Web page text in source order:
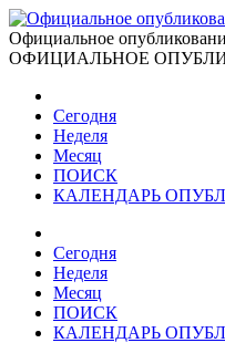
Официальное
ОФИЦИАЛЬНОЕ
Сегодня
Неделя
Месяц
ПОИСК
КАЛЕНДАРЬ
Сегодня
Неделя
Месяц
ПОИСК
КАЛЕНДАРЬ